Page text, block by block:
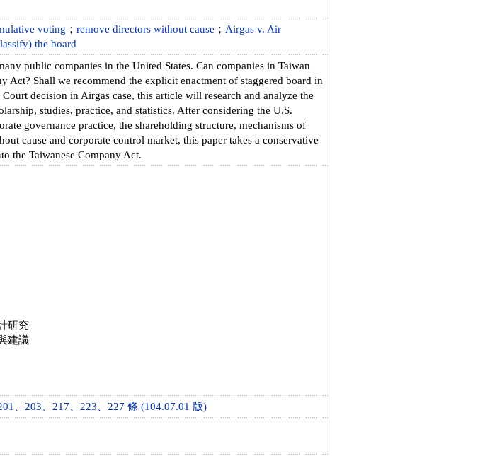
voting ； remove directors without cause ； Airgas v. Air
the board
public companies in the United States. Can companies in Taiwan
Act? Shall we recommend the explicit enactment of staggered board in
decision in Airgas case, this article will research and analyze the
studies, practice, and statistics. After considering the U.S.
governance practice, the shareholding structure, mechanisms of
cause and corporate control market, this paper takes a conservative
the Taiwanese Company Act.
研究
建議
、203、217、223、227 條 (104.07.01 版)